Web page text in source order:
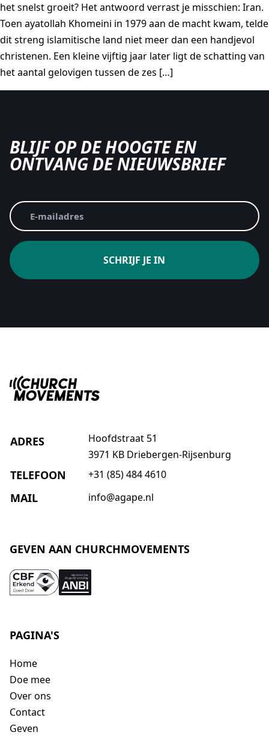
het snelst groeit? Het antwoord verrast je misschien: Iran.
Toen ayatollah Khomeini in 1979 aan de macht kwam, telde
dit streng islamitische land niet meer dan een handjevol
christenen. Een kleine vijftig jaar later ligt de schatting van
het aantal gelovigen tussen de zes […]
BLIJF OP DE HOOGTE EN
ONTVANG DE NIEUWSBRIEF
CAPTCHA
E-
mailadres
(Vereist)
ADRES
Hoofdstraat 51
3971 KB Driebergen-Rijsenburg
TELEFOON +31 (85) 484 4610
MAIL info@agape.nl
GEVEN AAN CHURCHMOVEMENTS
PAGINA'S
Home
Doe mee
Over ons
Contact
Geven